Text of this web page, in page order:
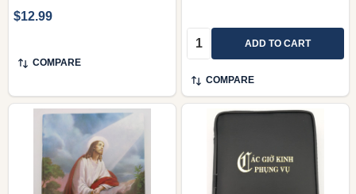
$12.99
COMPARE
Quantity: ADD TO CART
COMPARE